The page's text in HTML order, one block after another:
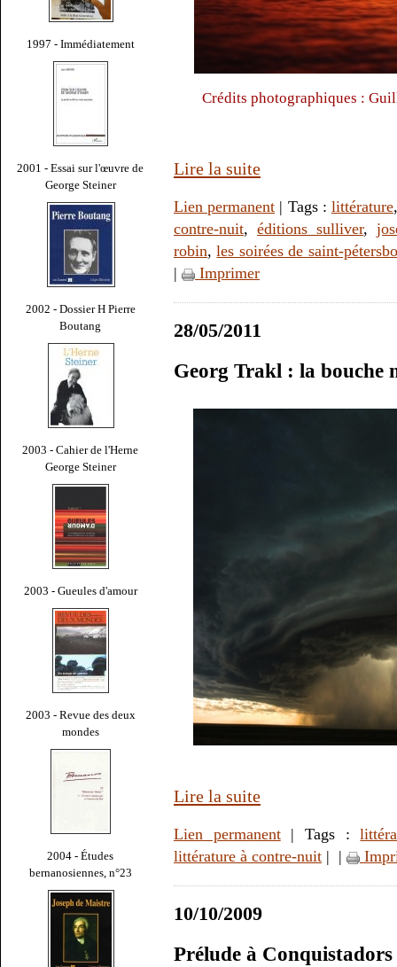
1997 - Immédiatement
2001 - Essai sur l'œuvre de
George Steiner
2002 - Dossier H Pierre
Boutang
2003 - Cahier de l'Herne
George Steiner
2003 - Gueules d'amour
2003 - Revue des deux
mondes
2004 - Études
bernanosiennes, n°23
Crédits photographiques :
Lire la suite
Lien permanent | Tags : littérature
contre-nuit,éditions sulliver,
robin,les soirées de saint-
|
Imprimer
28/05/2011
Georg Trakl : la bouche
Lire la suite
Lien permanent| Tags :
littérature à contre-nuit | |
10/10/2009
Prélude à